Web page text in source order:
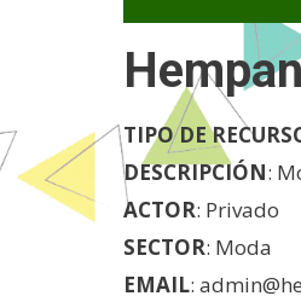
TIPO DE
DESCRIPCIÓN:
ACTOR: Privado
SECTOR: Moda
EMAIL: